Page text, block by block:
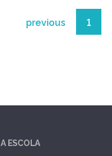
previous 1
A ESCOLA